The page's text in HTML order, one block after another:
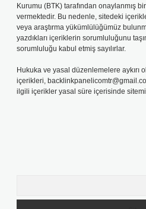
Kurumu (BTK) tarafından onaylanmış
vermektedir. Bu nedenle, sitedeki
veya araştırma yükümlülüğümüz
yazdıkları içeriklerin sorumluluğunu
sorumluluğu kabul etmiş sayılırlar.
Hukuka ve yasal düzenlemelere aykırı
içerikleri,
ilgili içerikler yasal süre içerisinde